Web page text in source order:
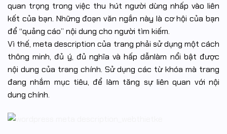
quan trọng trong việc thu hút người dùng nhấp vào liên
kết của bạn. Những đoạn văn ngắn này là cơ hội của bạn
để “quảng cáo” nội dung cho người tìm kiếm.
Vì thế, meta description của trang phải sử dụng một cách
thông minh, đủ ý, đủ nghĩa và hấp dẫnlàm nổi bật được
nội dung của trang chính. Sử dụng các từ khóa mà trang
đang nhắm mục tiêu, để làm tăng sự liên quan với nội
dung chính.